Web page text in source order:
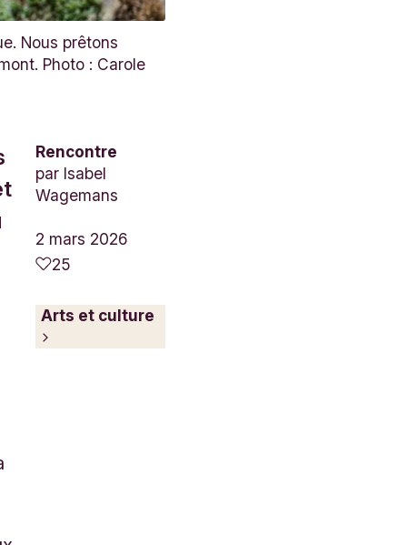
Nous prêtons
Photo : Carole
Rencontre
par Isabel
Wagemans
2 mars 2026
25
Arts et culture